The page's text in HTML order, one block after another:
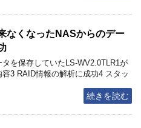
なくなったNASからのデー
を保存していたLS-WV2.0TLR1が
3 RAID情報の解析に成功4 スタッ
続きを読む